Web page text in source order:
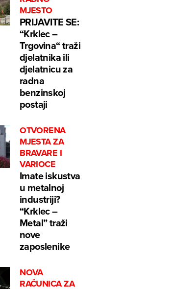
MJESTO
PRIJAVITE SE:
“Krklec –
Trgovina“ traži
djelatnika ili
djelatnicu za
radna
benzinskoj
postaji
OTVORENA
MJESTA ZA
BRAVARE I
VARIOCE
Imate iskustva
u metalnoj
industriji?
“Krklec –
Metal” traži
nove
zaposlenike
NOVA
RAČUNICA ZA